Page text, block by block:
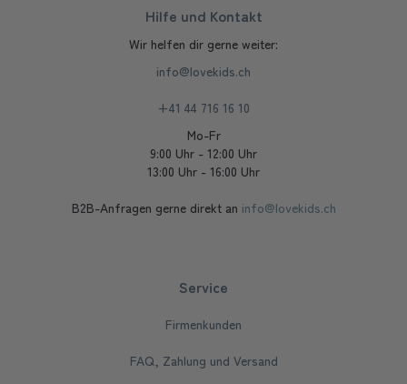
Hilfe und Kontakt
Wir helfen dir gerne weiter:
info@lovekids.ch
+41 44 716 16 10
Mo-Fr
9:00 Uhr - 12:00 Uhr
13:00 Uhr - 16:00 Uhr
B2B-Anfragen gerne direkt an info@lovekids.ch
Service
Firmenkunden
FAQ, Zahlung und Versand